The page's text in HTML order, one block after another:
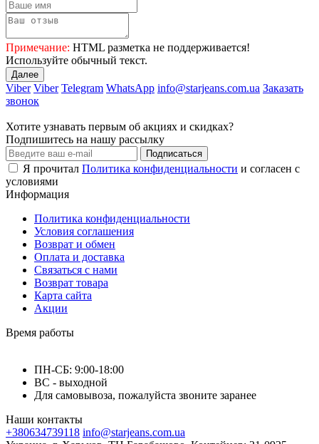
Примечание: HTML разметка не поддерживается!
Используйте обычный текст.
Далее
Viber Viber Telegram WhatsApp info@starjeans.com.ua Заказать
звонок
Хотите узнавать первым об акциях и скидках?
Подпишитесь на нашу рассылку
Подписаться
Я прочитал Политика конфиденциальности и согласен с
условиями
Информация
Политика конфиденциальности
Условия соглашения
Возврат и обмен
Оплата и доставка
Связаться с нами
Возврат товара
Карта сайта
Акции
Время работы
ПН-СБ: 9:00-18:00
ВС - выходной
Для самовывоза, пожалуйста звоните заранее
Наши контакты
+380634739118 info@starjeans.com.ua